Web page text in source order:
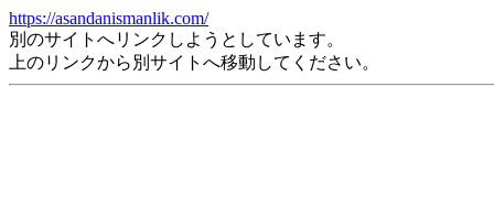
https://asandanismanlik.com/
別のサイトへリンクしようとしています。
上のリンクから別サイトへ移動してください。